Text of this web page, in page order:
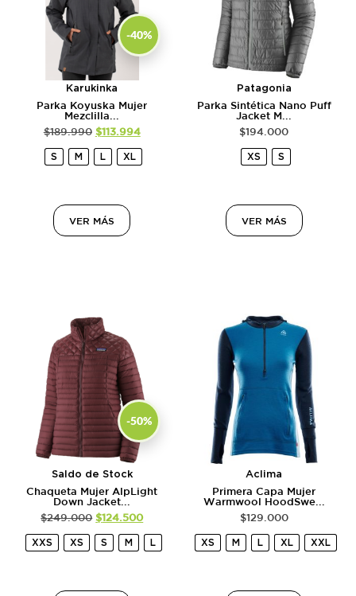
-40%
Karukinka
Parka Koyuska Mujer
Mezclilla...
$189.990 $113.994
S M L XL
VER MÁS
Patagonia
Parka Sintética Nano Puff
Jacket M...
$194.000
XS S
VER MÁS
-50%
Saldo de Stock
Chaqueta Mujer AlpLight
Down Jacket...
$249.000 $124.500
XXS XS S M L
Aclima
Primera Capa Mujer
Warmwool HoodSwe...
$129.000
XS M L XL XXL